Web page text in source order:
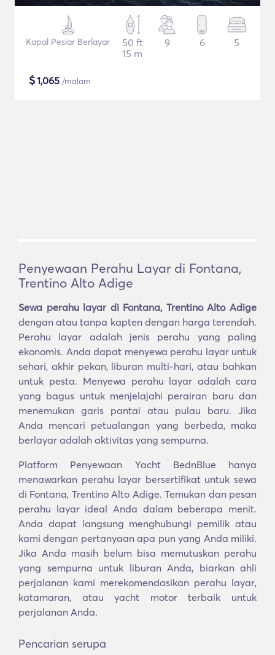
Kapal Pesiar Berlayar
50 ft
15 m
9 6 5
$1,065 /malam
Penyewaan Perahu Layar di Fontana,
Trentino Alto Adige
Sewa perahu layar di Fontana, Trentino Alto Adige
dengan atau tanpa kapten dengan harga terendah.
Perahu layar adalah jenis perahu yang paling
ekonomis. Anda dapat menyewa perahu layar untuk
sehari, akhir pekan, liburan multi-hari, atau bahkan
untuk pesta. Menyewa perahu layar adalah cara
yang bagus untuk menjelajahi perairan baru dan
menemukan garis pantai atau pulau baru. Jika
Anda mencari petualangan yang berbeda, maka
berlayar adalah aktivitas yang sempurna.
Platform Penyewaan Yacht BednBlue hanya
menawarkan perahu layar bersertifikat untuk sewa
di Fontana, Trentino Alto Adige. Temukan dan pesan
perahu layar ideal Anda dalam beberapa menit.
Anda dapat langsung menghubungi pemilik atau
kami dengan pertanyaan apa pun yang Anda miliki.
Jika Anda masih belum bisa memutuskan perahu
yang sempurna untuk liburan Anda, biarkan ahli
perjalanan kami merekomendasikan perahu layar,
katamaran, atau yacht motor terbaik untuk
perjalanan Anda.
Pencarian serupa